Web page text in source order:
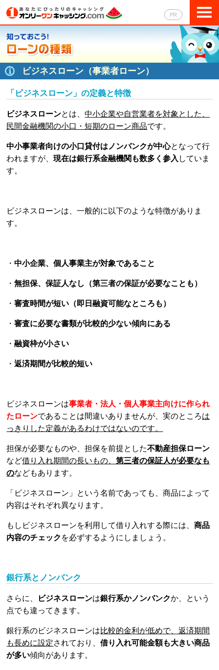
PR
ビジネスローン（事業者ローン）
「ビジネスローン」の定義と特徴
ビジネスローンとは、中小企業や自営業者を対象とした、
民間金融機関の小口・短期のローン商品です。
中小事業者向けの小口貸付はノンバンクが中心となって行
われますが、現在は銀行系金融機関も数多く参入 していま
す。
ビジネスローンは、一般的に以下のような特徴がありま
す。
・中小企業、個人事業主が対象であること
・無担保、保証人なし（第三者の保証が必要なことも）
・審査時間が短い（即日融資可能なところも）
・審査に必要な書類が比較的少ない傾向にある
・融資枠が小さい
・返済期間が比較的短い
ビジネスローンは事業者・法人・個人事業主向けに作られ
たローンであることは間違いありませんが、実のところは
っきりした定義があるわけではないのです。
担保が必要なものや、担保を前提とした不動産担保ローン
など借り入れ期間の長いもの、第三者の保証人が必要なも
のなどもあります。
「ビジネスローン」という名前であっても、商品によって
内容はそれぞれ異なります。
もしビジネスローンを利用して借り入れする際には、商品
内容のチェック を必ずするようにしましょう。
銀行系とノンバンク
さらに、 ビジネスローンは銀行系かノンバンクか、という
点でも違ってきます。
銀行系のビジネスローンは比較的金利が低めで、返済期間
も長めに設定されており、借り入れ可能金額も大きい商品
が多い傾向があります。
自動審査キャッシング
銀行カードローン
クレジットカード